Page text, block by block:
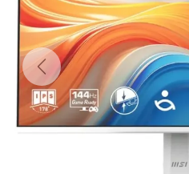
Previous